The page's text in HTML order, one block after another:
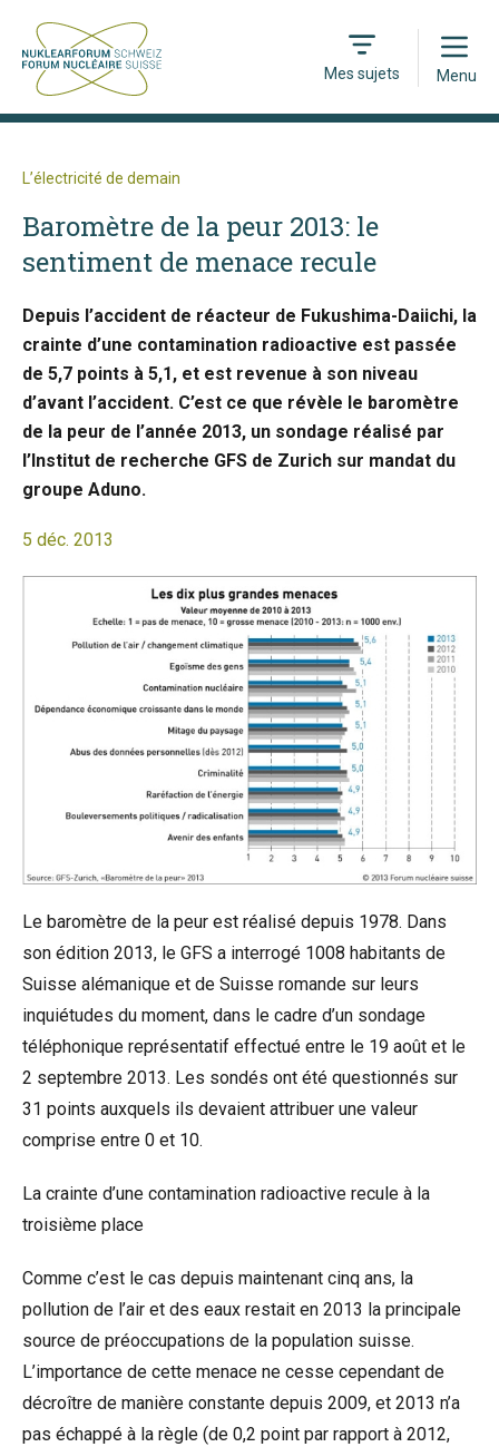
Mes sujets
Open
Menu
L’électricité de demain
Baromètre de la peur 2013: le
sentiment de menace recule
Depuis l’accident de réacteur de Fukushima-Daiichi, la
crainte d’une contamination radioactive est passée
de 5,7 points à 5,1, et est revenue à son niveau
d’avant l’accident. C’est ce que révèle le baromètre
de la peur de l’année 2013, un sondage réalisé par
l’Institut de recherche GFS de Zurich sur mandat du
groupe Aduno.
5 déc. 2013
Le baromètre de la peur est réalisé depuis 1978. Dans
son édition 2013, le GFS a interrogé 1008 habitants de
Suisse alémanique et de Suisse romande sur leurs
inquiétudes du moment, dans le cadre d’un sondage
téléphonique représentatif effectué entre le 19 août et le
2 septembre 2013. Les sondés ont été questionnés sur
31 points auxquels ils devaient attribuer une valeur
comprise entre 0 et 10.
La crainte d’une contamination radioactive recule à la
troisième place
Comme c’est le cas depuis maintenant cinq ans, la
pollution de l’air et des eaux restait en 2013 la principale
source de préoccupations de la population suisse.
L’importance de cette menace ne cesse cependant de
décroître de manière constante depuis 2009, et 2013 n’a
pas échappé à la règle (de 0,2 point par rapport à 2012,